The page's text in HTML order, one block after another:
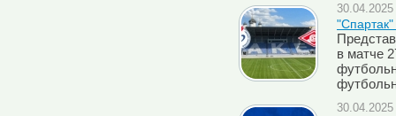
в матче